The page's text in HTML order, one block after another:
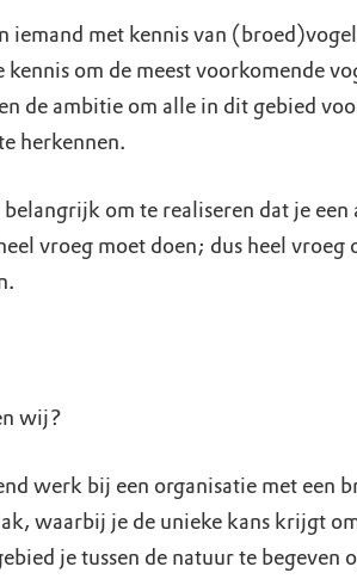
iemand met kennis van
kennis om de meest voorkomende
de ambitie om alle in dit gebied
herkennen.
om te realiseren dat je een
vroeg moet doen; dus heel vroeg
wij?
werk bij een organisatie met een
waarbij je de unieke kans krijgt
je tussen de natuur te begeven